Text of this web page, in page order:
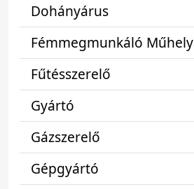
Dohányárus
Fémmegmunkáló Műhely
Fűtésszerelő
Gyártó
Gázszerelő
Gépgyártó